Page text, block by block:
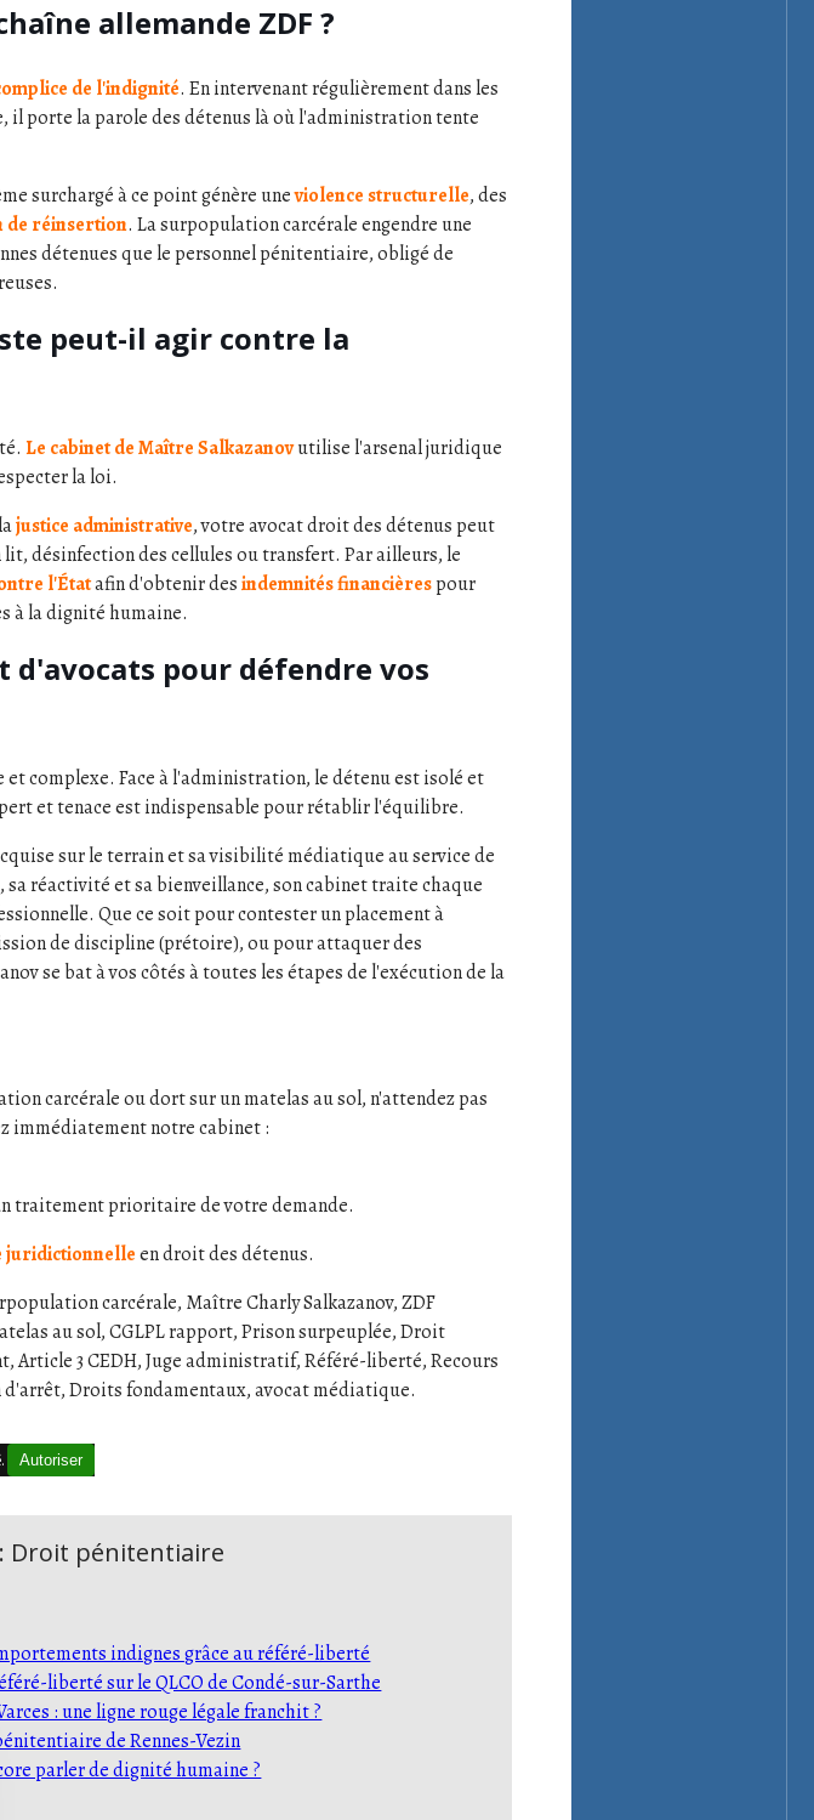
allemande ZDF ?
de l'indignité. En intervenant régulièrement dans les
il porte la parole des détenus là où l'administration tente
surchargé à ce point génère uneviolence structurelle, des
de réinsertion. La surpopulation carcérale engendre une
détenues que le personnel pénitentiaire, obligé de
peut-il agir contre la
Le cabinet de Maître Salkazanovutilise l'arsenal juridique
la loi.
justice administrative, votre avocat droit des détenus peut
désinfection des cellules ou transfert. Par ailleurs, le
l'Étatafin d'obtenir desindemnités financièrespour
à la dignité humaine.
pour défendre vos
complexe. Face à l'administration, le détenu est isolé et
et tenace est indispensable pour rétablir l'équilibre.
sur le terrain et sa visibilité médiatique au service de
réactivité et sa bienveillance, son cabinet traite chaque
Que ce soit pour contester un placement à
de discipline (prétoire), ou pour attaquer des
se bat à vos côtés à toutes les étapes de l'exécution de la
carcérale ou dort sur un matelas au sol, n'attendez pas
immédiatement notre cabinet :
traitement prioritaire de votre demande.
juridictionnelleen droit des détenus.
carcérale, Maître Charly Salkazanov, ZDF
au sol, CGLPL rapport, Prison surpeuplée, Droit
3 CEDH, Juge administratif, Référé-liberté, Recours
Droits fondamentaux, avocat médiatique.
Autoriser
Droit pénitentiaire
indignes grâce au référé-liberté
liberté sur le QLCO de Condé-sur-Sarthe
: une ligne rouge légale franchit ?
de Rennes-Vezin
parler de dignité humaine ?